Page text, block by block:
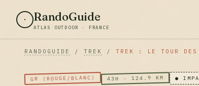
RandoGuide
ATLAS OUTDOOR · FRANCE
RANDOGUIDE / TREK / TREK : LE TOUR DES
GR (ROUGE/BLANC) 43H · 124.9 KM ●